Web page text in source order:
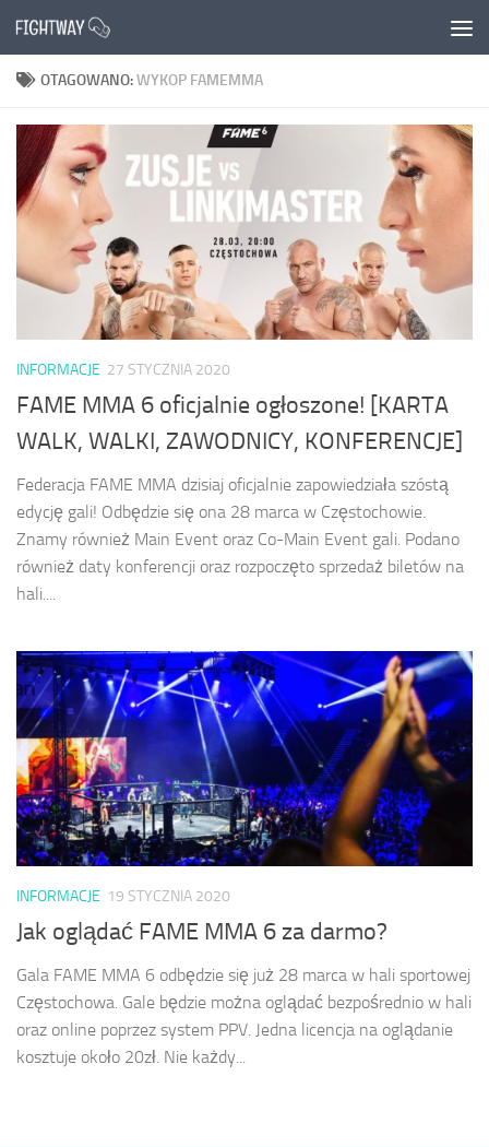
Przejdź do treści
OTAGOWANO:WYKOP FAMEMMA
INFORMACJE 27 STYCZNIA 2020
FAME MMA 6 oficjalnie ogłoszone! [KARTA
WALK, WALKI, ZAWODNICY, KONFERENCJE]
Federacja FAME MMA dzisiaj oficjalnie zapowiedziała szóstą
edycję gali! Odbędzie się ona 28 marca w Częstochowie.
Znamy również Main Event oraz Co-Main Event gali. Podano
również daty konferencji oraz rozpoczęto sprzedaż biletów na
hali....
INFORMACJE 19 STYCZNIA 2020
Jak oglądać FAME MMA 6 za darmo?
Gala FAME MMA 6 odbędzie się już 28 marca w hali sportowej
Częstochowa. Gale będzie można oglądać bezpośrednio w hali
oraz online poprzez system PPV. Jedna licencja na oglądanie
kosztuje około 20zł. Nie każdy...